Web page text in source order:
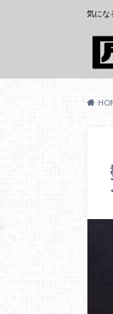
気にな